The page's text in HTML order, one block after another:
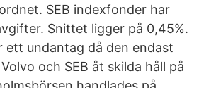
SEB indexfonder har
Snittet ligger på 0,45%.
ett undantag då den endast
och SEB åt skilda håll på